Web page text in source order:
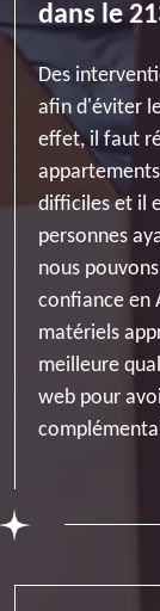
dans le
Des
afin d'éviter
effet, il faut
difficiles et il
personnes
nous
confiance en
matériels
meilleure
web pour